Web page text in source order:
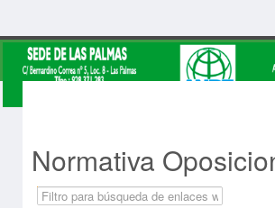
Normativa
Despublicado Campo 'Filtrar'